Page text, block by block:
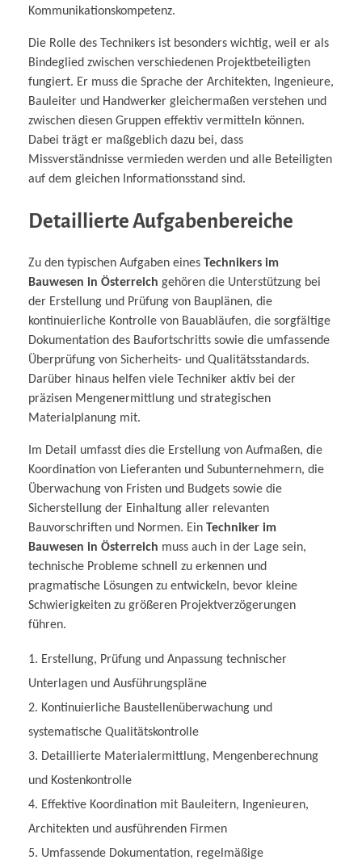
Kommunikationskompetenz.
Die Rolle des Technikers ist besonders wichtig, weil er als
Bindeglied zwischen verschiedenen Projektbeteiligten
fungiert. Er muss die Sprache der Architekten, Ingenieure,
Bauleiter und Handwerker gleichermaßen verstehen und
zwischen diesen Gruppen effektiv vermitteln können.
Dabei trägt er maßgeblich dazu bei, dass
Missverständnisse vermieden werden und alle Beteiligten
auf dem gleichen Informationsstand sind.
Detaillierte Aufgabenbereiche
Zu den typischen Aufgaben eines Technikers im
Bauwesen in Österreich gehören die Unterstützung bei
der Erstellung und Prüfung von Bauplänen, die
kontinuierliche Kontrolle von Bauabläufen, die sorgfältige
Dokumentation des Baufortschritts sowie die umfassende
Überprüfung von Sicherheits- und Qualitätsstandards.
Darüber hinaus helfen viele Techniker aktiv bei der
präzisen Mengenermittlung und strategischen
Materialplanung mit.
Im Detail umfasst dies die Erstellung von Aufmaßen, die
Koordination von Lieferanten und Subunternehmern, die
Überwachung von Fristen und Budgets sowie die
Sicherstellung der Einhaltung aller relevanten
Bauvorschriften und Normen. Ein Techniker im
Bauwesen in Österreich muss auch in der Lage sein,
technische Probleme schnell zu erkennen und
pragmatische Lösungen zu entwickeln, bevor kleine
Schwierigkeiten zu größeren Projektverzögerungen
führen.
Erstellung, Prüfung und Anpassung technischer
Unterlagen und Ausführungspläne
Kontinuierliche Baustellenüberwachung und
systematische Qualitätskontrolle
Detaillierte Materialermittlung, Mengenberechnung
und Kostenkontrolle
Effektive Koordination mit Bauleitern, Ingenieuren,
Architekten und ausführenden Firmen
Umfassende Dokumentation, regelmäßige